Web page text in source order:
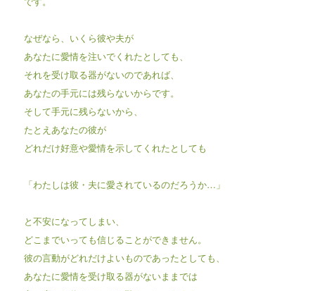
なぜなら、いくら彼や夫が
あなたに愛情を注いでくれたとしても、
それを受け取る器がないのであれば、
あなたの手元には残らないからです。
そして手元に残らないから、
たとえあなたの彼が
どれだけ好意や愛情を示してくれたとしても
「わたしは彼・夫に愛されているのだろうか…」
と不安になってしまい、
どこまでいっても信じることができません。
彼の言動がどれだけよいものであったとしても、
あなたに愛情を受け取る器がないままでは